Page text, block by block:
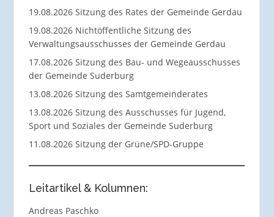
19.08.2026 Sitzung des Rates der Gemeinde Gerdau
19.08.2026 Nichtöffentliche Sitzung des
Verwaltungsausschusses der Gemeinde Gerdau
17.08.2026 Sitzung des Bau- und Wegeausschusses
der Gemeinde Suderburg
13.08.2026 Sitzung des Samtgemeinderates
13.08.2026 Sitzung des Ausschusses für Jugend,
Sport und Soziales der Gemeinde Suderburg
11.08.2026 Sitzung der Grüne/SPD-Gruppe
Leitartikel & Kolumnen:
Andreas Paschko